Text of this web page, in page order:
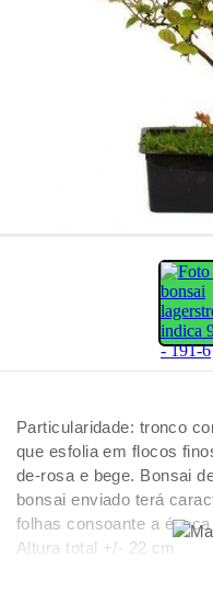
Particularidade: tronco
que esfolia em flocos
de-rosa e bege. Bonsai
bonsai enviado terá
folhas consoante a
Altura total +/- 22 cm